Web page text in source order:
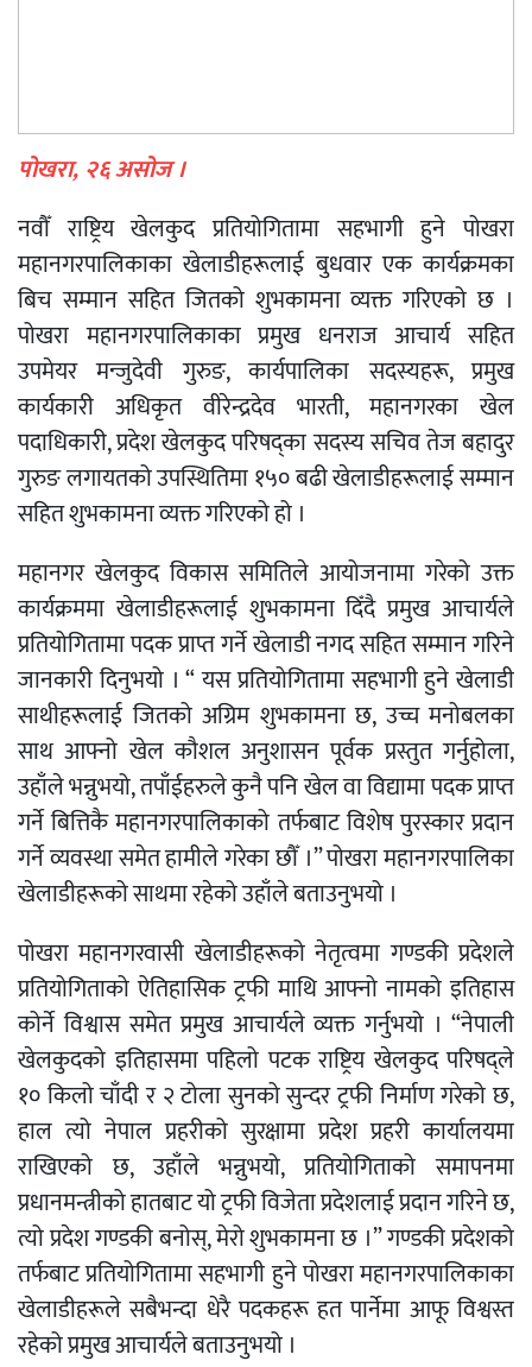
पोखरा, २६ असोज ।
नवौँ राष्ट्रिय खेलकुद प्रतियोगितामा सहभागी हुने पोखरा
महानगरपालिकाका खेलाडीहरूलाई बुधवार एक कार्यक्रमका
बिच सम्मान सहित जितको शुभकामना व्यक्त गरिएको छ ।
पोखरा महानगरपालिकाका प्रमुख धनराज आचार्य सहित
उपमेयर मन्जुदेवी गुरुङ, कार्यपालिका सदस्यहरू, प्रमुख
कार्यकारी अधिकृत वीरेन्द्रदेव भारती, महानगरका खेल
पदाधिकारी, प्रदेश खेलकुद परिषद्का सदस्य सचिव तेज बहादुर
गुरुङ लगायतको उपस्थितिमा १५० बढी खेलाडीहरूलाई सम्मान
सहित शुभकामना व्यक्त गरिएको हो ।
महानगर खेलकुद विकास समितिले आयोजनामा गरेको उक्त
कार्यक्रममा खेलाडीहरूलाई शुभकामना दिँदै प्रमुख आचार्यले
प्रतियोगितामा पदक प्राप्त गर्ने खेलाडी नगद सहित सम्मान गरिने
जानकारी दिनुभयो । “ यस प्रतियोगितामा सहभागी हुने खेलाडी
साथीहरूलाई जितको अग्रिम शुभकामना छ, उच्च मनोबलका
साथ आफ्नो खेल कौशल अनुशासन पूर्वक प्रस्तुत गर्नुहोला,
उहाँले भन्नुभयो, तपाँईहरुले कुनै पनि खेल वा विद्यामा पदक प्राप्त
गर्ने बित्तिकै महानगरपालिकाको तर्फबाट विशेष पुरस्कार प्रदान
गर्ने व्यवस्था समेत हामीले गरेका छौँ ।” पोखरा महानगरपालिका
खेलाडीहरूको साथमा रहेको उहाँले बताउनुभयो ।
पोखरा महानगरवासी खेलाडीहरूको नेतृत्वमा गण्डकी प्रदेशले
प्रतियोगिताको ऐतिहासिक ट्रफी माथि आफ्नो नामको इतिहास
कोर्ने विश्वास समेत प्रमुख आचार्यले व्यक्त गर्नुभयो । “नेपाली
खेलकुदको इतिहासमा पहिलो पटक राष्ट्रिय खेलकुद परिषद्ले
१० किलो चाँदी र २ टोला सुनको सुन्दर ट्रफी निर्माण गरेको छ,
हाल त्यो नेपाल प्रहरीको सुरक्षामा प्रदेश प्रहरी कार्यालयमा
राखिएको छ, उहाँले भन्नुभयो, प्रतियोगिताको समापनमा
प्रधानमन्त्रीको हातबाट यो ट्रफी विजेता प्रदेशलाई प्रदान गरिने छ,
त्यो प्रदेश गण्डकी बनोस्, मेरो शुभकामना छ ।” गण्डकी प्रदेशको
तर्फबाट प्रतियोगितामा सहभागी हुने पोखरा महानगरपालिकाका
खेलाडीहरूले सबैभन्दा धेरै पदकहरू हत पार्नेमा आफू विश्वस्त
रहेको प्रमुख आचार्यले बताउनुभयो ।